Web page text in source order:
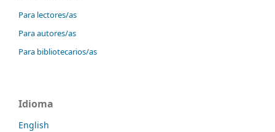
Para lectores/as
Para autores/as
Para bibliotecarios/as
Idioma
English